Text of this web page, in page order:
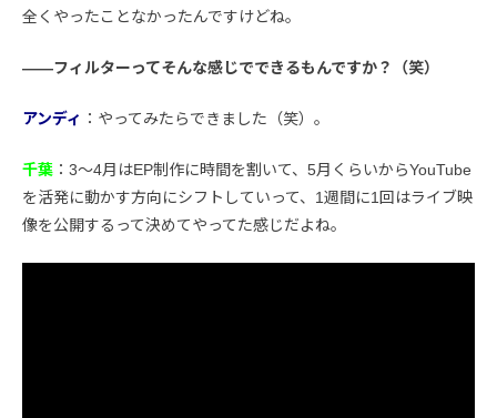
全くやったことなかったんですけどね。
――フィルターってそんな感じでできるもんですか？（笑）
アンディ ：やってみたらできました（笑）。
千葉 ：3〜4月はEP制作に時間を割いて、5月くらいからYouTube
を活発に動かす方向にシフトしていって、1週間に1回はライブ映
像を公開するって決めてやってた感じだよね。